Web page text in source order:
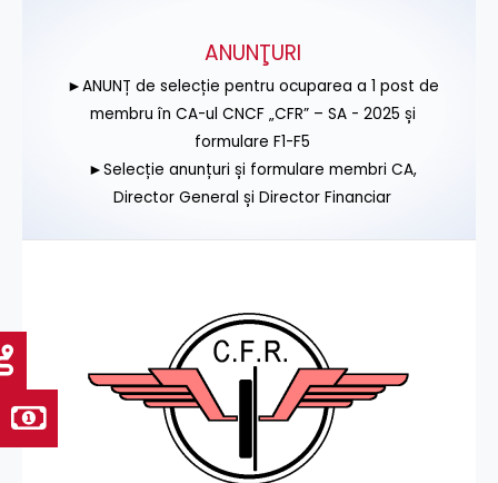
ANUNŢURI
►ANUNȚ de selecție pentru ocuparea a 1 post de
membru în CA-ul CNCF „CFR” – SA - 2025 și
formulare F1-F5
►Selecție anunțuri și formulare membri CA,
Director General și Director Financiar